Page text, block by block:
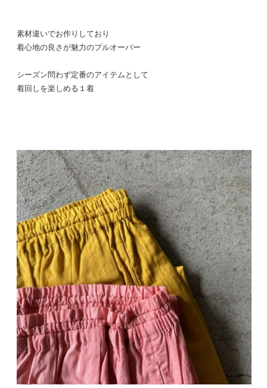
素材違いでお作りしており
着心地の良さが魅力のプルオーバー
シーズン問わず定番のアイテムとして
着回しを楽しめる１着